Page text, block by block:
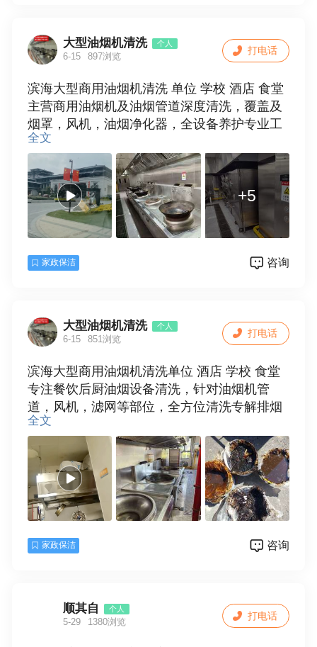
大型油烟机清洗 个人
6-15 897浏览
滨海大型商用油烟机清洗 单位 学校 酒店 食堂
主营商用油烟机及油烟管道深度清洗，覆盖及
烟罩，风机，油烟净化器，全设备养护专业工
艺清除，厚重油垢疏通，排烟系统消除，消防
隐患优化，后厨环境，专业团队上门服务施工
规范，餐饮行业长期合作优选
全文
+5
打电话
家政保洁 咨询
大型油烟机清洗 个人
6-15 851浏览
滨海大型商用油烟机清洗单位 酒店 学校 食堂
专注餐饮后厨油烟设备清洗，针对油烟机管
道，风机，滤网等部位，全方位清洗专解排烟
不畅，油烟倒灌，油污堆积，异味重等问题，
上门速度快，施工细致，不残留，无二次污
染。清洗后排烟通透，后厨干净清爽，多年门
店服务经验，价格实在全程可服务
全文
打电话
家政保洁 咨询
顺其自 个人
5-29 1380浏览
打电话